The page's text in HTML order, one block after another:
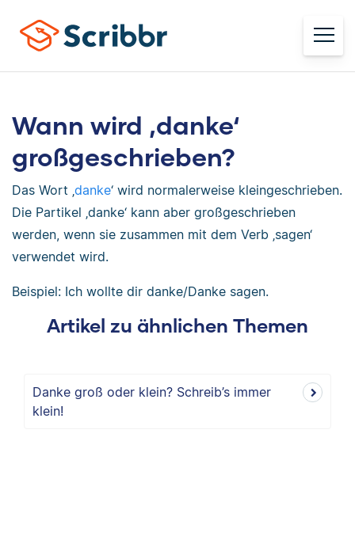
Wann wird ‚danke‘
großgeschrieben?
Das Wort ‚danke‘ wird normalerweise kleingeschrieben.
Die Partikel ‚danke‘ kann aber großgeschrieben
werden, wenn sie zusammen mit dem Verb ‚sagen‘
verwendet wird.
Beispiel: Ich wollte dir danke/Danke sagen.
Artikel zu ähnlichen Themen
Danke groß oder klein? Schreib’s immer
klein!